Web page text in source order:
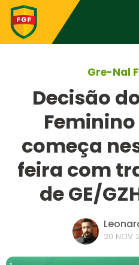
Gre-Nal
Decisão
começa
feira com
de GE/
20 NOV